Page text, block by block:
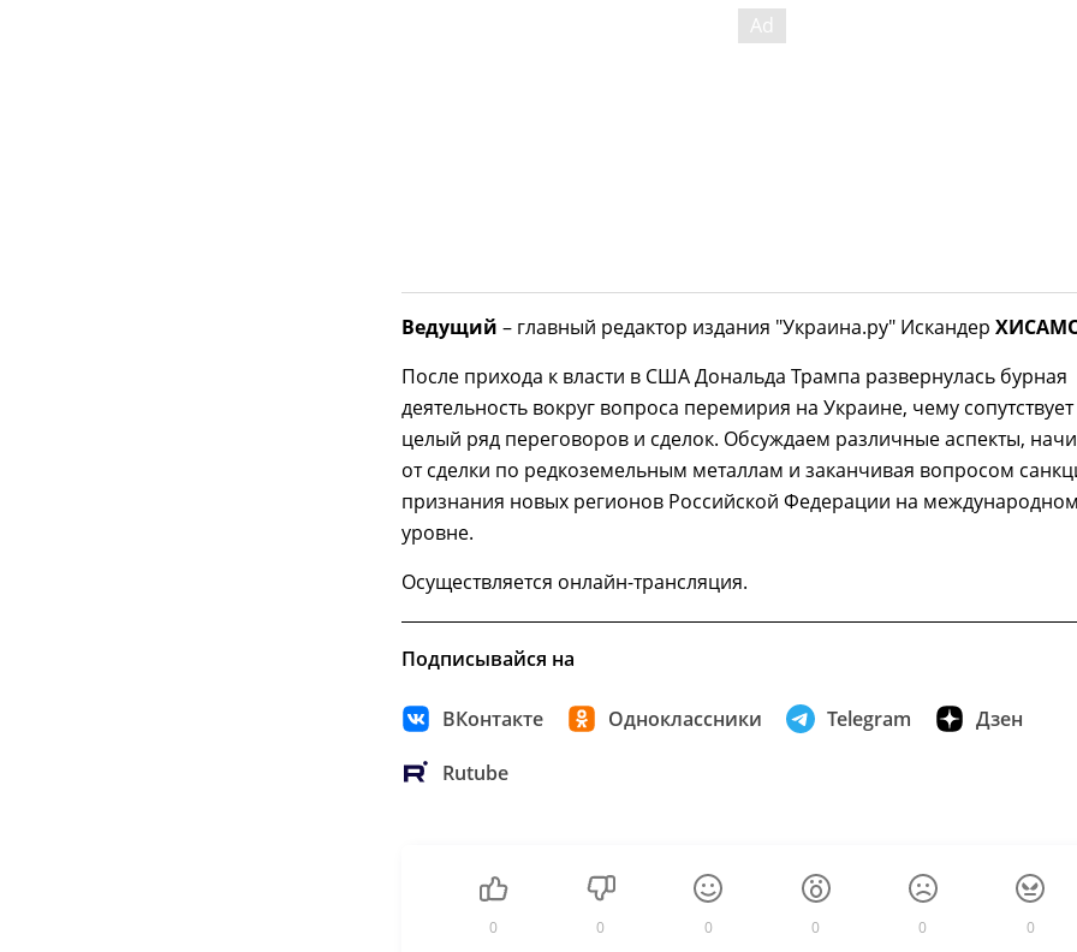
Ведущий – главный редактор издания "Украина.ру" Искандер
После прихода к власти в США Дональда Трампа развернулась бурная
деятельность вокруг вопроса перемирия на Украине, чему сопутствует
целый ряд переговоров и сделок. Обсуждаем различные аспекты,
от сделки по редкоземельным металлам и заканчивая вопросом
признания новых регионов Российской Федерации на
уровне.
Осуществляется онлайн-трансляция.
Подписывайся на
ВКонтакте Одноклассники Telegram Дзен
Rutube
0 0 0 0 0 0